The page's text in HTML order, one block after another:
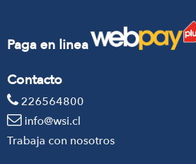
Paga en linea
Contacto
226564800
info@wsi.cl
Trabaja con nosotros